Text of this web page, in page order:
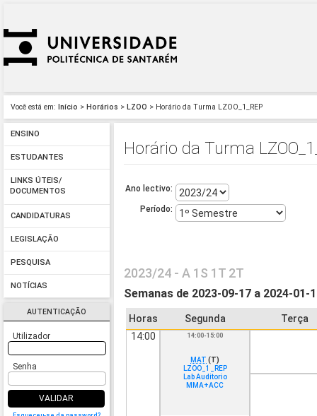
Você está em: Início > Horários > LZOO > Horário da Turma LZOO_1_REP
ENSINO
ESTUDANTES
LINKS ÚTEIS/
DOCUMENTOS
CANDIDATURAS
LEGISLAÇÃO
PESQUISA
NOTÍCIAS
AUTENTICAÇÃO
Utilizador
Senha
VALIDAR
Horário da Turma
Ano lectivo:
Período:
2023/24 - A 1S 1T 2T
Semanas de 2023-09-17 a 2024-01-
Horas Segunda
Terça
14:00
14:00-15:00
MAT (T)
LZOO_1_REP
Lab Auditorio
MMA+ACC